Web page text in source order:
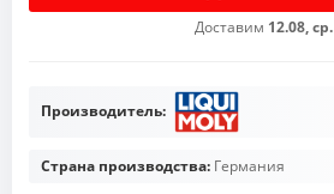
Доставим 12.08, ср.
Производитель:
Страна производства: Германия